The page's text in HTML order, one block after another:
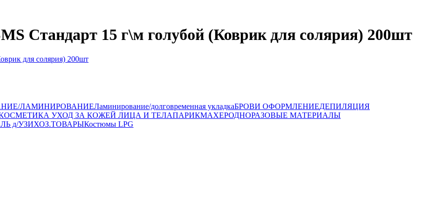
Стандарт 15 г\м голубой (Коврик для солярия) 200шт
ЛАМИНИРОВАНИЕЛаминирование/долговременная укладкаБРОВИ ОФОРМЛЕНИЕДЕПИЛЯЦИЯ
УХОД ЗА КОЖЕЙ ЛИЦА И ТЕЛАПАРИКМАХЕРОДНОРАЗОВЫЕ МАТЕРИАЛЫ
д/УЗИХОЗ.ТОВАРЫКостюмы LPG